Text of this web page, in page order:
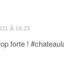
À 16:23
forte !